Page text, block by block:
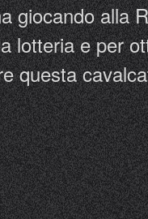
giocando alla
lotteria e per
questa